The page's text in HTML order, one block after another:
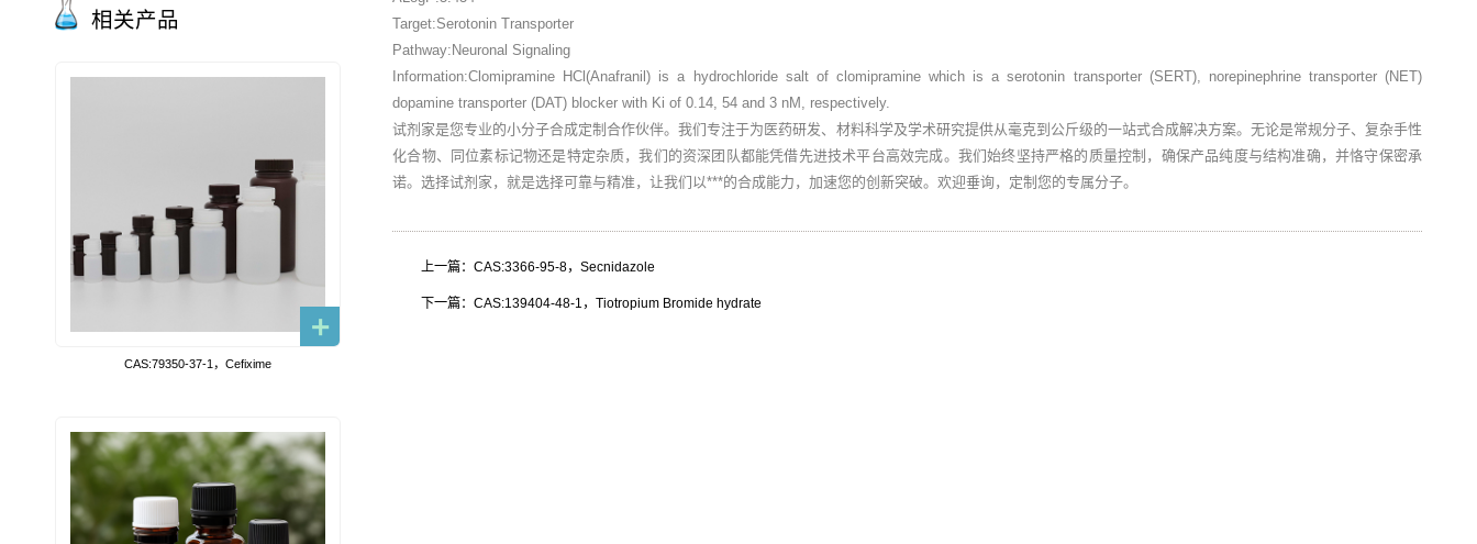
相关产品
CAS:79350-37-1，Cefixime
Target:Serotonin Transporter
Pathway:Neuronal Signaling
Information:Clomipramine HCl(Anafranil) is a hydrochloride salt of clomipramine which is a serotonin transporter (SERT), norepinephrine transporter (NET)
dopamine transporter (DAT) blocker with Ki of 0.14, 54 and 3 nM, respectively.
试剂家是您专业的小分子合成定制合作伙伴。我们专注于为医药研发、材料科学及学术研究提供从毫克到公斤级的一站式合成解决方案。无论是常规分子、复杂手性
化合物、同位素标记物还是特定杂质，我们的资深团队都能凭借先进技术平台高效完成。我们始终坚持严格的质量控制，确保产品纯度与结构准确，并恪守保密承
诺。选择试剂家，就是选择可靠与精准，让我们以***的合成能力，加速您的创新突破。欢迎垂询，定制您的专属分子。
上一篇：CAS:3366-95-8，Secnidazole
下一篇：CAS:139404-48-1，Tiotropium Bromide hydrate